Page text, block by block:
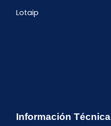
Lotaip
Información Técnica